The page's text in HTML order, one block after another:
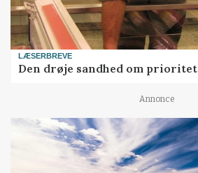
LÆSERBREVE
Den drøje sandhed om prioritet
Annonce